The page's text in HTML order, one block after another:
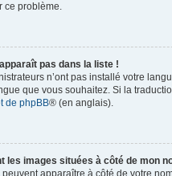
ce problème.
pas dans la liste !
n’ont pas installé votre
que vous souhaitez. Si la
de phpBB® (en anglais).
les images situées à côté de mon
peuvent apparaître à côté de votre